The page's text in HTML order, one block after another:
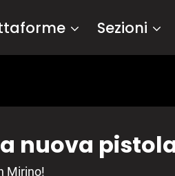
Sezioni
nuova
Mirino!